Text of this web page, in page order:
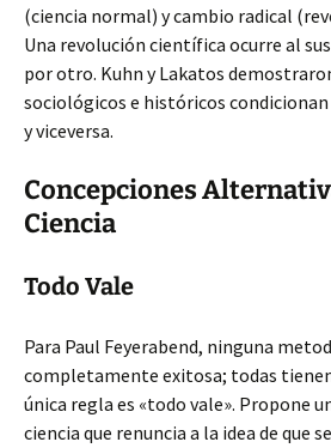
(ciencia normal) y cambio radical
Una revolución científica ocurre al
por otro. Kuhn y Lakatos
sociológicos e históricos
y viceversa.
Concepciones
Ciencia
Todo Vale
Para Paul Feyerabend, ninguna
completamente exitosa; todas
única regla es «todo vale». Propone
ciencia que renuncia a la idea de que